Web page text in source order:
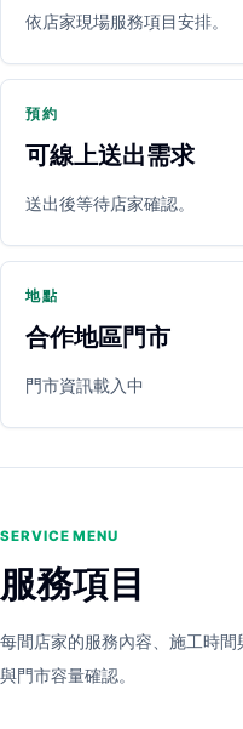
立即預約 開啟地圖
依店家現場服務項目安排。
預約
可線上送出需求
送出後等待店家確認。
地點
合作地區門市
門市資訊載入中
SERVICE MENU
服務項目
每間店家的服務內容、施工時
與門市容量確認。